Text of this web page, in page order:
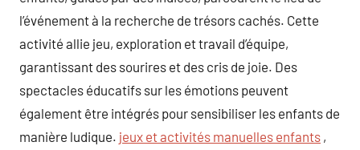
l’événement à la recherche de trésors cachés. Cette
activité allie jeu, exploration et travail d’équipe,
garantissant des sourires et des cris de joie. Des
spectacles éducatifs sur les émotions peuvent
également être intégrés pour sensibiliser les enfants de
manière ludique. jeux et activités manuelles enfants ,